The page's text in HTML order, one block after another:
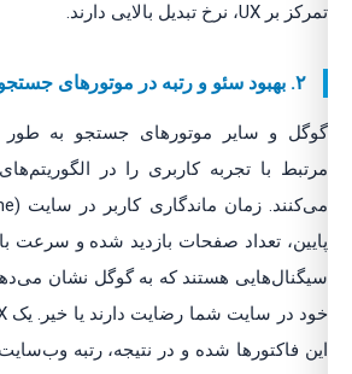
تمرکز بر UX، نرخ تبدیل بالایی دارند.
۲. بهبود سئو و رتبه در موتورهای جستجو
گوگل و سایر موتورهای جستجو به طور
مرتبط با تجربه کاربری را در
پایین، تعداد صفحات بازدید شده و سرعت
سیگنال‌هایی هستند که به گوگل نشان
این فاکتورها شده و در نتیجه، رتبه